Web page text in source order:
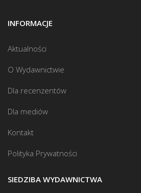
INFORMACJE
Aktualności
O Wydawnictwie
Dla recenzentów
Dla mediów
Kontakt
Polityka Prywatności
SIEDZIBA WYDAWNICTWA